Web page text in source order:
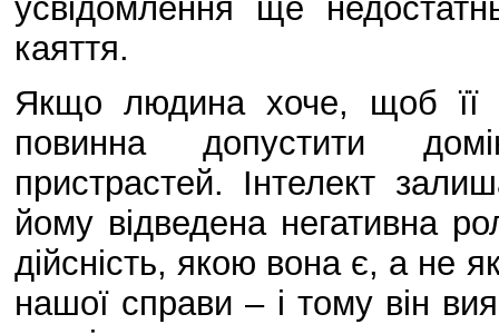
усвідомлення ще
каяття.
Якщо людина хоче, щоб її
повинна допустити
пристрастей. Інтелект
йому відведена негативна
дійсність, якою вона є, а не
нашої справи – і тому він